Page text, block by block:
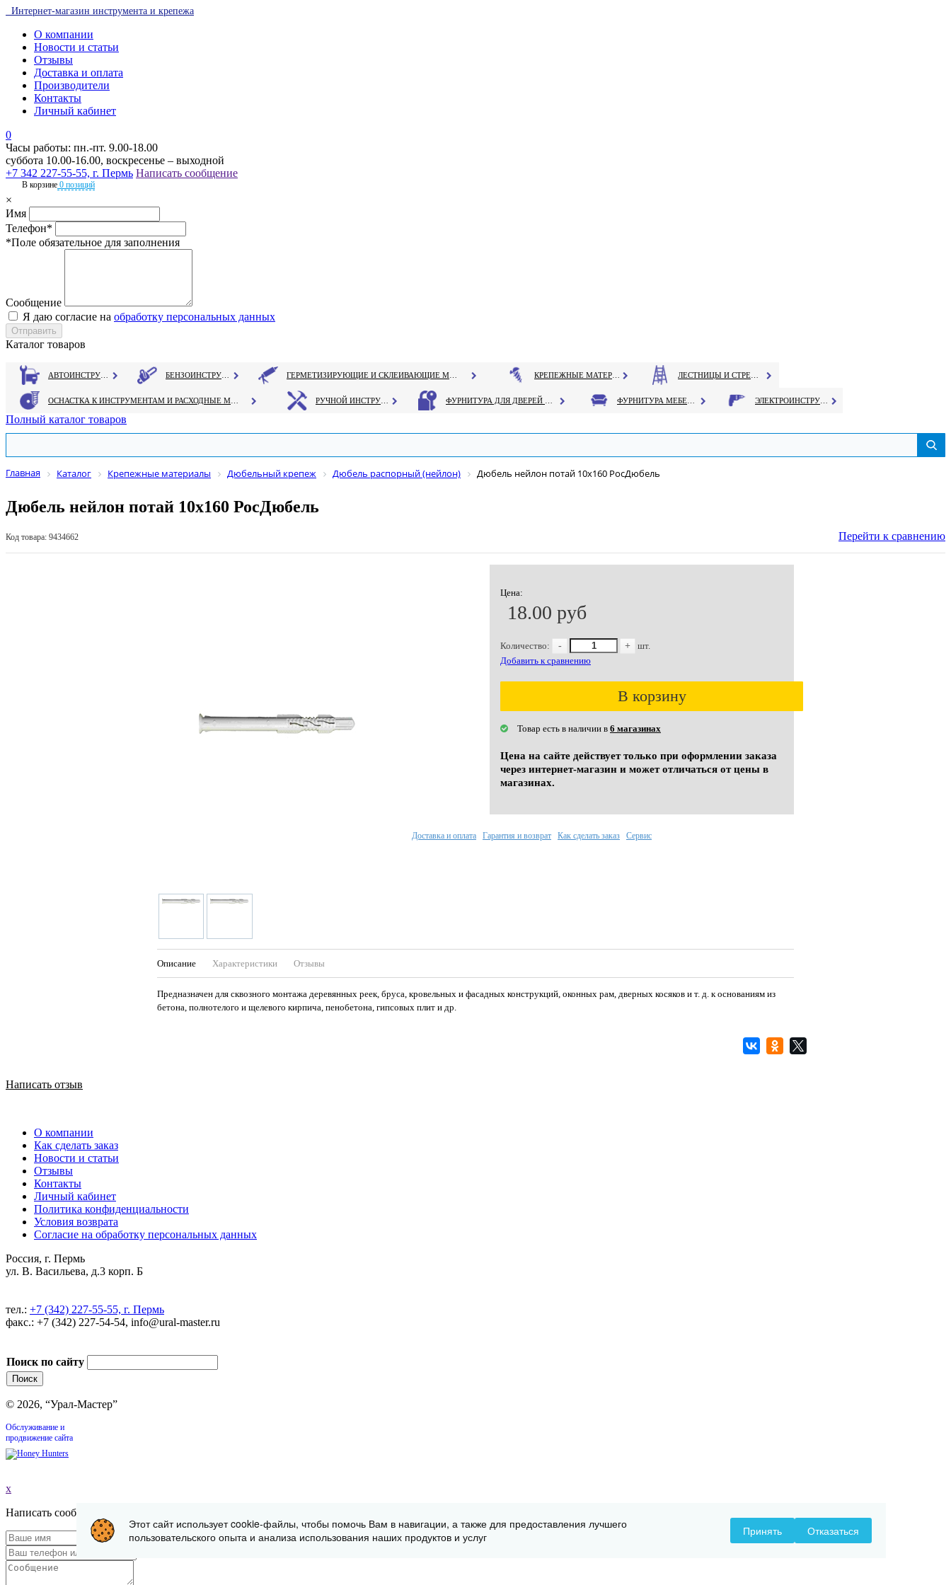
Интернет-магазин инструмента и крепежа
О компании
Новости и статьи
Отзывы
Доставка и оплата
Производители
Контакты
Личный кабинет
0
Часы работы: пн.-пт. 9.00-18.00
суббота 10.00-16.00, воскресенье – выходной
+7 342 227-55-55, г. Пермь Написать сообщение
В корзине 0 позиций
×
Имя
Телефон*
*Поле обязательное для заполнения
Сообщение
Я даю согласие на обработку персональных данных
Каталог товаров
Полный каталог товаров
Главная Каталог Крепежные материалы Дюбельный крепеж Дюбель распорный (нейлон) Дюбель нейлон потай 10х160 РосДюбель
Дюбель нейлон потай 10х160 РосДюбель
Код товара: 9434662 Перейти к сравнению
Цена:
18.00 руб
Количество: - +
шт.
Добавить к сравнению
В корзину
Товар есть в наличии в 6 магазинах
Цена на сайте действует только при оформлении заказа
через интернет-магазин и может отличаться от цены в
магазинах.
Описание Характеристики Отзывы
Предназначен для сквозного монтажа деревянных реек, бруса, кровельных и фасадных конструкций, оконных рам, дверных косяков и т. д. к основаниям из
бетона, полнотелого и щелевого кирпича, пенобетона, гипсовых плит и др.
Доставка и оплата Гарантия и возврат Как сделать заказ Сервис
Написать отзыв
О компании
Как сделать заказ
Новости и статьи
Отзывы
Контакты
Личный кабинет
Политика конфиденциальности
Условия возврата
Согласие на обработку персональных данных
Россия, г. Пермь
ул. В. Васильева, д.3 корп. Б
тел.: +7 (342) 227-55-55, г. Пермь
факс.: +7 (342) 227-54-54, info@ural-master.ru
Поиск по сайту
© 2026, “Урал-Мастер”
Обслуживание и
продвижение сайта
x
Написать сообщение
Этот сайт использует cookie-файлы, чтобы помочь Вам в навигации, а также для предоставления лучшего
пользовательского опыта и анализа использования наших продуктов и услуг
Принять Отказаться